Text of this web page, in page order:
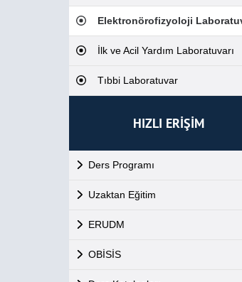
Elektronörofizyoloji
İlk ve Acil Yardım Laboratuvarı
Tıbbi Laboratuvar
HIZLI ERİŞİM
Ders Programı
Uzaktan Eğitim
ERUDM
OBİSİS